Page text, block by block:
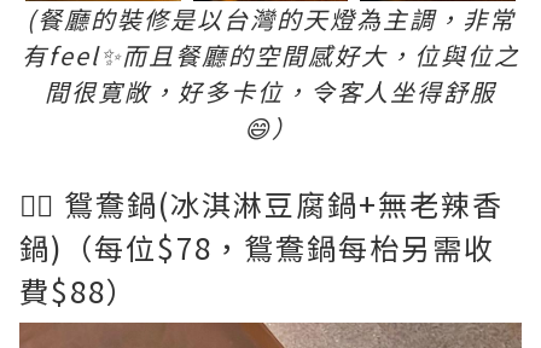
(餐廳的裝修是以台灣的天燈為主調，非常
有feel✨而且餐廳的空間感好大，位與位之
間很寛敞，好多卡位，令客人坐得舒服
😄）
👉🏻 鴛鴦鍋(冰淇淋豆腐鍋+無老辣香
鍋)（每位$78，鴛鴦鍋每枱另需收
費$88）